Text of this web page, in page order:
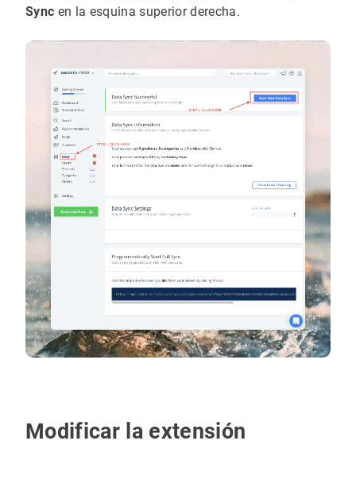
Sync en la esquina superior derecha.
Modificar la extensión